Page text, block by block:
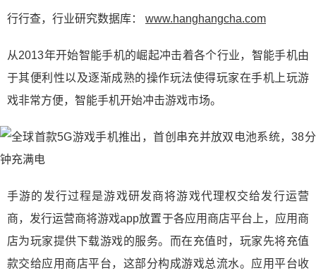
行行查，行业研究数据库： www.hanghangcha.com
从2013年开始智能手机的崛起冲击着各个行业，智能手机由
于其便利性以及逐渐成熟的操作玩法使得玩家在手机上玩游
戏非常方便，智能手机开始冲击游戏市场。
手游的发行过程是游戏研发商将游戏代理权交给发行运营
商，发行运营商将游戏app放置于各应用商店平台上，应用商
店为玩家提供下载游戏的服务。而在充值时，玩家先将充值
款交给应用商店平台，这部分构成游戏总流水。应用平台收